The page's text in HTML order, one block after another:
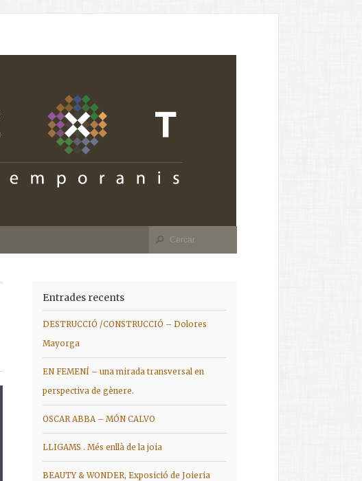
Entrades recents
DESTRUCCIÓ /CONSTRUCCIÓ – Dolores
Mayorga
EN FEMENÍ – una mirada transversal en
perspectiva de gènere.
OSCAR ABBA – MÓN CALVO
LLIGAMS . Més enllà de la joia
BEAUTY & WONDER, Exposició de Joieria